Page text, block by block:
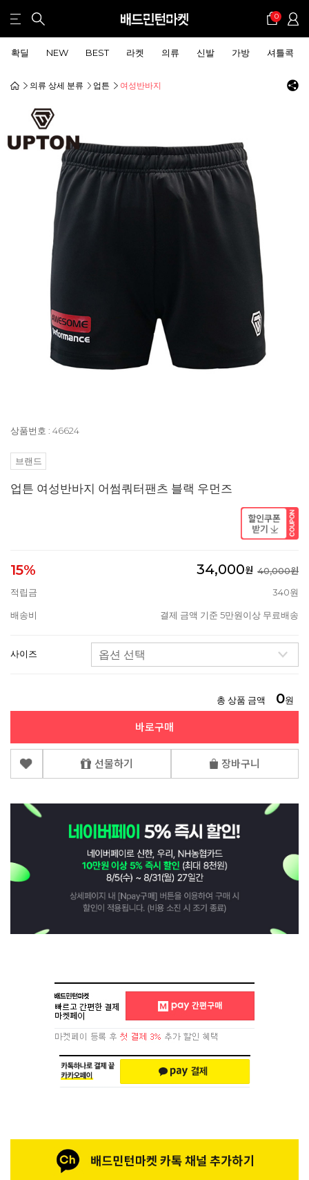
0
확딜 NEW BEST 라켓 의류 신발 가방 셔틀콕
의류 상세 분류 업튼 여성반바지
상품번호 : 46624
브랜드
업튼 여성반바지 어썸쿼터팬츠 블랙 우먼즈
15% 34,000원 40,000원
적립금
340원
배송비 결제 금액 기준 5만원이상 무료배송
사이즈
총 상품 금액 0원
바로구매
선물하기 장바구니